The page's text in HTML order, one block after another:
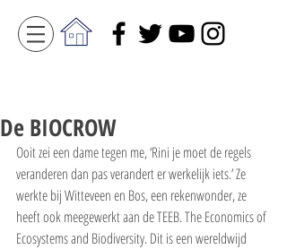
De BIOCROW
Ooit zei een dame tegen me, ‘Rini je moet de regels
veranderen dan pas verandert er werkelijk iets.’ Ze
werkte bij Witteveen en Bos, een rekenwonder, ze
heeft ook meegewerkt aan de TEEB. The Economics of
Ecosystems and Biodiversity. Dit is een wereldwijd